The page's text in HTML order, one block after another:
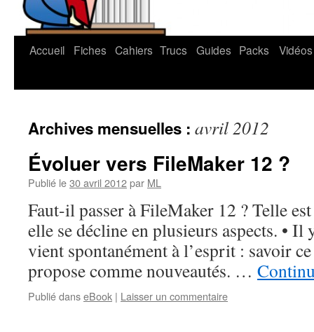
Aller
Accueil Fiches Cahiers Trucs Guides Packs Vidéos
Archives mensuelles : avril 2012
Évoluer vers FileMaker 12 ?
Publié le30 avril 2012par ML
Faut-il passer à FileMaker 12 ? Telle
elle se décline en plusieurs aspects. • Il
vient spontanément à l’esprit : savoir
propose comme nouveautés. …
Publié danseBook | Laisser un commentaire